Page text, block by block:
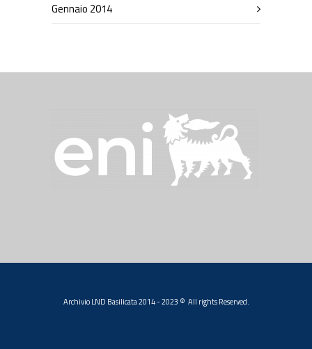
Gennaio 2014
Archivio LND Basilicata 2014 - 2023 © All rights Reserved.